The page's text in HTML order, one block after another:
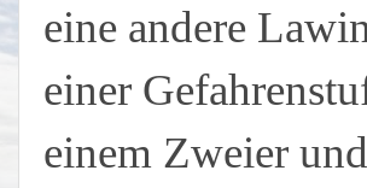
eine andere
einer
einem Zweier